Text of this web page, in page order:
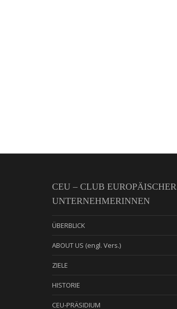
CEU – CLUB EUROPÄISCHER
UNTERNEHMERINNEN
ÜBERBLICK
ABOUT US (engl. Vers.)
ZIELE
HISTORIE
CEU-PRÄSIDIUM